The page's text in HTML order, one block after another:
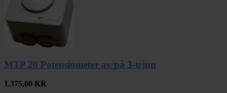
MTP 20 Potensiometer av/på 3-trinn
1.375,00 KR